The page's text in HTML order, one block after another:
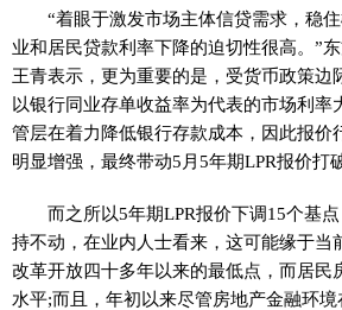
“着眼于激发市场主体信贷需求，稳
业和居民贷款利率下降的迫切性很高。”
王青表示，更为重要的是，受货币政策边
以银行同业存单收益率为代表的市场利率
管层在着力降低银行存款成本，因此报价
明显增强，最终带动5月5年期LPR报价打
而之所以5年期LPR报价下调15个基
持不动，在业内人士看来，这可能缘于当
改革开放四十多年以来的最低点，而居民
水平;而且，年初以来尽管房地产金融环